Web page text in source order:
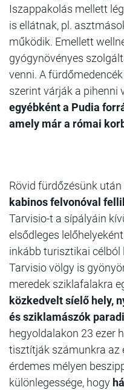
Iszappakolás mellett
is ellátnak, pl.
működik. Emellett
gyógynövényes
venni. A
szerint várják a pihenni
egyébként a Pudia
amely már a római
Rövid fürdőzésünk
kabinos felvonóval
Tarvisio-t a sípályáin
elsődleges
inkább turisztikai
Tarvisio völgy is
meredek sziklafalakra
közkedvelt síelő hely,
és sziklamászók
hegyoldalakon 23 ezer
tisztítják számunkra az
érdemes mélyen
különlegessége, hogy